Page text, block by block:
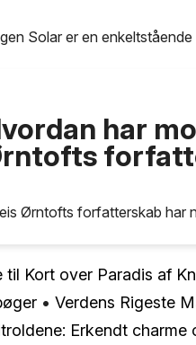
Solar er en enkeltstående
har
Ørntofts forfatterskab har
til Kort over Paradis af
• Verdens Rigeste
Erkendt charme